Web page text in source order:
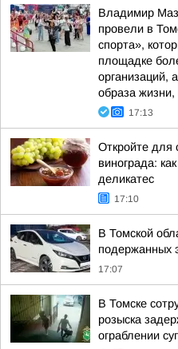
Владимир
провели в
спорта»,
площадке
организаций,
образа
17:13
Откройте для
винограда:
деликатес
17:10
В Томской
подержанных
17:07
В Томске
розыска
ограблении